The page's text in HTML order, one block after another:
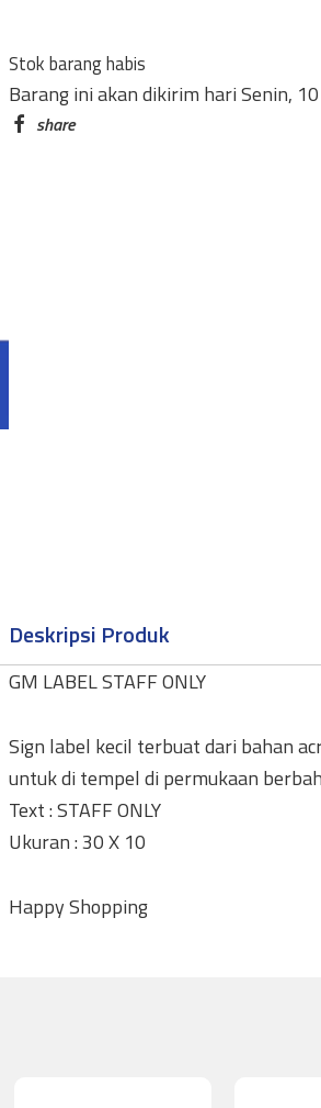
Stok barang habis
135
BESAR
quantity
Barang ini akan dikirim hari Senin,
Deskripsi Produk
GM LABEL STAFF ONLY
Sign label kecil terbuat dari bahan
untuk di tempel di permukaan
Text : STAFF ONLY
Ukuran : 30 X 10
Happy Shopping